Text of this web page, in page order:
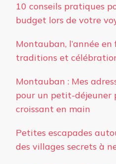
10 conseils pratiques
budget lors de votre
Montauban, l’année
traditions et
Montauban : Mes
pour un petit-
croissant en main
Petites escapades
des villages secrets à